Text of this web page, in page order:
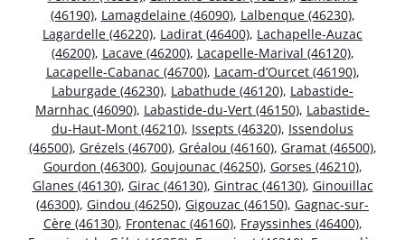
(46190), Lamagdelaine (46090), Lalbenque (46230),
Lagardelle (46220), Ladirat (46400), Lachapelle-Auzac
(46200), Lacave (46200), Lacapelle-Marival (46120),
Lacapelle-Cabanac (46700), Lacam-d’Ourcet (46190),
Laburgade (46230), Labathude (46120), Labastide-
Marnhac (46090), Labastide-du-Vert (46150), Labastide-
du-Haut-Mont (46210), Issepts (46320), Issendolus
(46500), Grézels (46700), Gréalou (46160), Gramat (46500),
Gourdon (46300), Goujounac (46250), Gorses (46210),
Glanes (46130), Girac (46130), Gintrac (46130), Ginouillac
(46300), Gindou (46250), Gigouzac (46150), Gagnac-sur-
Cère (46130), Frontenac (46160), Frayssinhes (46400),